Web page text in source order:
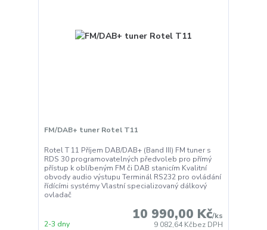
FM/DAB+ tuner Rotel T11
Rotel T 11 Příjem DAB/DAB+ (Band III) FM tuner s
RDS 30 programovatelných předvoleb pro přímý
přístup k oblíbeným FM či DAB stanicím Kvalitní
obvody audio výstupu Terminál RS232 pro ovládání
řídícími systémy Vlastní specializovaný dálkový
ovladač
10 990,00 Kč/ks
9 082,64 Kčbez DPH
2-3 dny